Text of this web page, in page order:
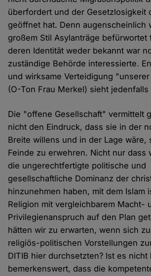
überfordert und der Gesetzlosigkeit
geöffnet hat. Denn augenscheinlich
großem Stil Asylanträge befürwortet
deren Identität weder bekannt war
zuständige Behörde interessierte.
und wirksame Verteidigung
(O-Ton Frau Merkel) sieht jedenfalls
Die "offene Gesellschaft" vermittelt
nicht den Eindruck, dass sie in der
Breite willens und in der Lage wäre,
Feinde zu erwehren. Nicht nur dass
die ungerechtfertigte politische und
gesellschaftliche Dominanz der
hinzunehmen haben, mit dem Islam
Religion mit vergleichbarem Macht-
Privilegienanspruch auf den Plan
hätten wir zu erwarten, wenn sich
religiös-politischen Vorstellungen
DITIB hier durchsetzten? Ist es nicht
bemerkenswert, dass die